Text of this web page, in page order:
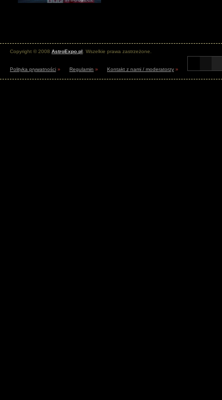
Copyright © 2008 AstroExpo.pl . Wszelkie prawa zastrzeżone.
Polityka prywatności » Regulamin » Kontakt z nami / moderatorzy »